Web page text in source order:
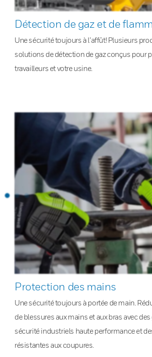
Détection de gaz et de
Une sécurité toujours à l’affût! Plusieurs
solutions de détection de gaz conçus pour
travailleurs et votre usine.
Protection des mains
Une sécurité toujours à portée de main.
de blessures aux mains et aux bras avec
sécurité industriels haute performance et
résistantes aux coupures.